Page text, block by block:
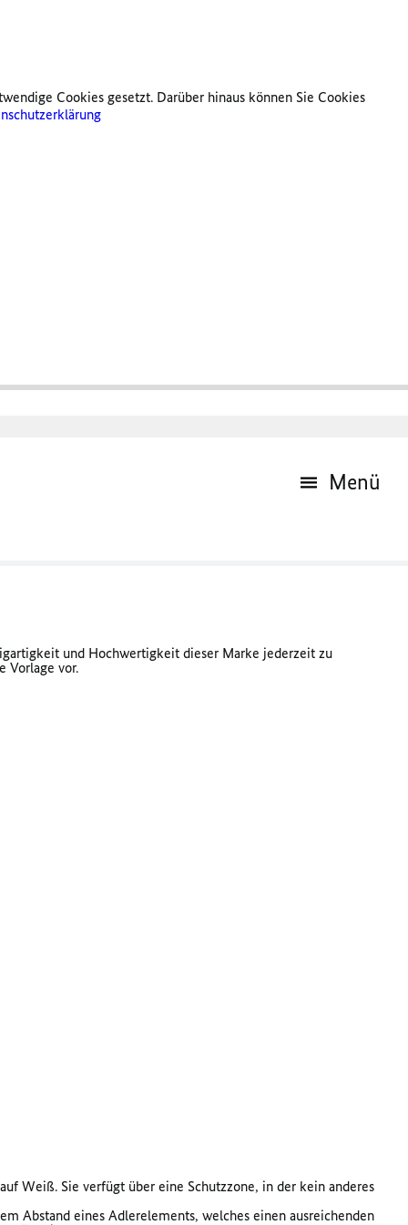
Cookies gesetzt. Darüber hinaus können Sie Cookies
Menü
und Hochwertigkeit dieser Marke jederzeit zu
Vorlage vor.
Weiß. Sie verfügt über eine Schutzzone, in der kein anderes
Abstand eines Adlerelements, welches einen ausreichenden